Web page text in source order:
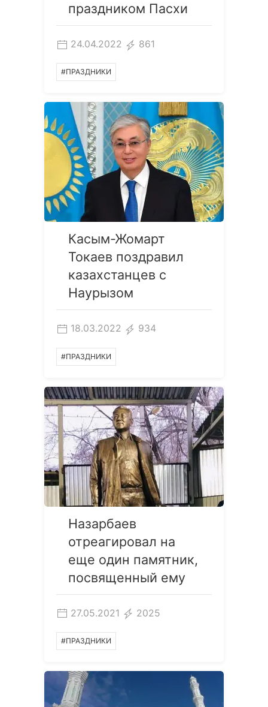
праздником Пасхи
24.04.2022 861
#ПРАЗДНИКИ
Касым-Жомарт
Токаев поздравил
казахстанцев с
Наурызом
18.03.2022 934
#ПРАЗДНИКИ
Назарбаев
отреагировал на
еще один памятник,
посвященный ему
27.05.2021 2025
#ПРАЗДНИКИ